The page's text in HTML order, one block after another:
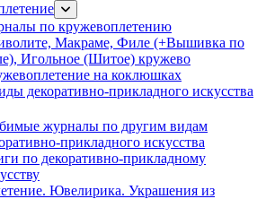
по кружевоплетению
Макраме, Филе (+Вышивка по
Игольное (Шитое) кружево
на коклюшках
декоративно-прикладного искусства
журналы по другим видам
прикладного искусства
по декоративно-прикладному
Ювелирика. Украшения из